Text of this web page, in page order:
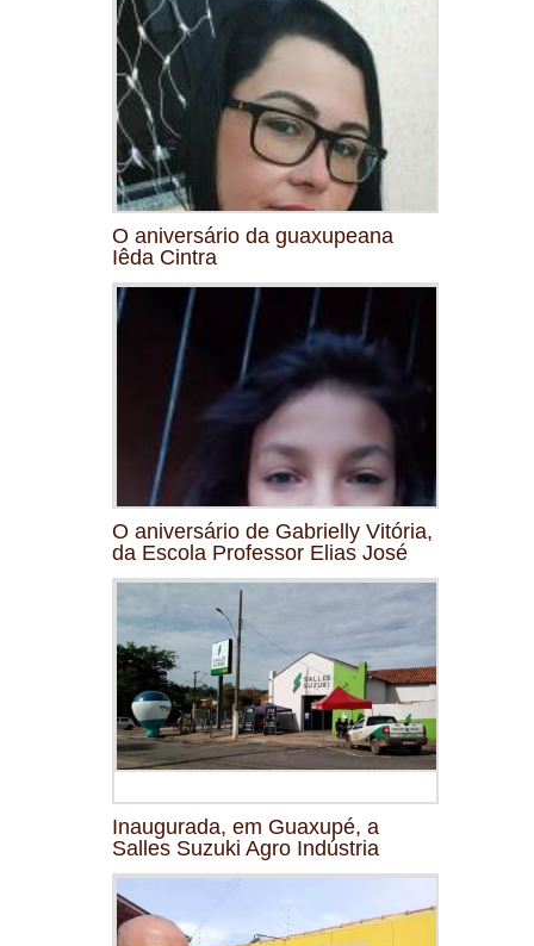
O aniversário da guaxupeana
Iêda Cintra
O aniversário de Gabrielly Vitória,
da Escola Professor Elias José
Inaugurada, em Guaxupé, a
Salles Suzuki Agro Indústria